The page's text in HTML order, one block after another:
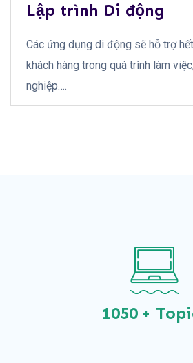
Lập trình Di động
Các ứng dụng di động sẽ hỗ trợ
khách hàng trong quá trình làm
nghiệp….
1050 +